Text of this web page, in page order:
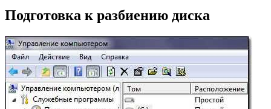
Подготовка к разбиению диска